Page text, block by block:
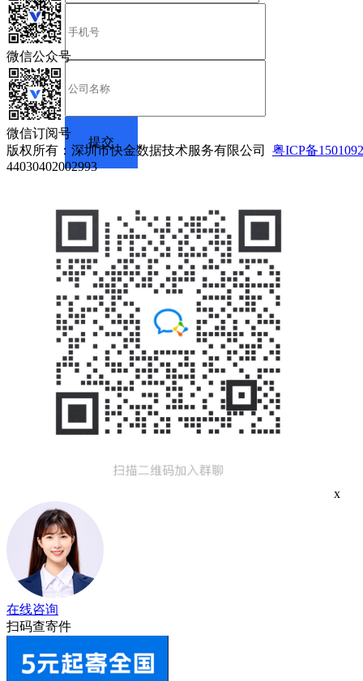
微信公众号
微信订阅号
版权所有：深圳市快金数据技术服务有限公司 粤ICP备
44030402002993
x
在线咨询
扫码查寄件